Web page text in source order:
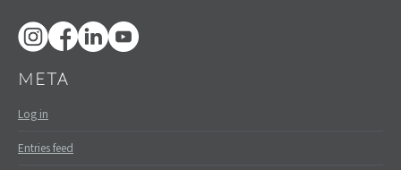
META
Log in
Entries feed